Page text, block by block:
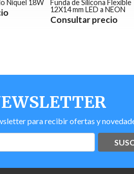
Níquel 18W
Funda de Silicona Flexible
12X14 mm LED a NEON
Consultar precio
para recibir ofertas y